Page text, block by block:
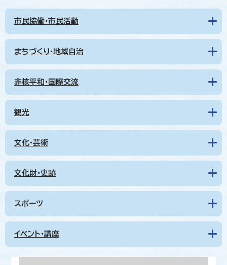
市民協働・市民活動
まちづくり・地域自治
非核平和・国際交流
観光
文化・芸術
文化財・史跡
スポーツ
イベント・講座